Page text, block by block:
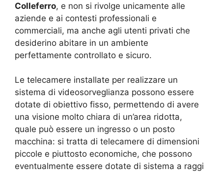
Colleferro, e non si rivolge unicamente alle
aziende e ai contesti professionali e
commerciali, ma anche agli utenti privati che
desiderino abitare in un ambiente
perfettamente controllato e sicuro.
Le telecamere installate per realizzare un
sistema di videosorveglianza possono essere
dotate di obiettivo fisso, permettendo di avere
una visione molto chiara di un’area ridotta,
quale può essere un ingresso o un posto
macchina: si tratta di telecamere di dimensioni
piccole e piuttosto economiche, che possono
eventualmente essere dotate di sistema a raggi